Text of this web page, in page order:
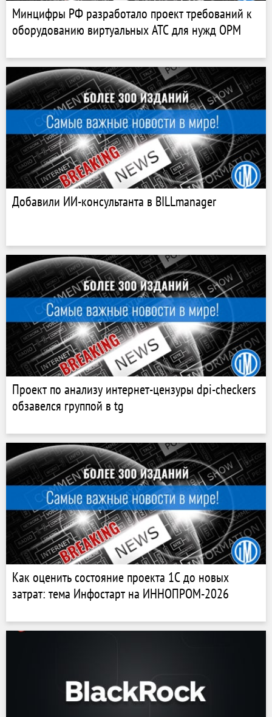
Минцифры РФ разработало проект требований к
оборудованию виртуальных АТС для нужд ОРМ
Добавили ИИ-консультанта в BILLmanager
Проект по анализу интернет-цензуры dpi-checkers
обзавелся группой в tg
Как оценить состояние проекта 1С до новых
затрат: тема Инфостарт на ИННОПРОМ-2026